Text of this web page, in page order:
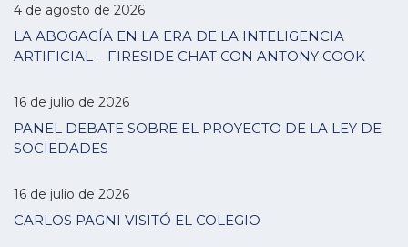
4 de agosto de 2026
LA ABOGACÍA EN LA ERA DE LA INTELIGENCIA
ARTIFICIAL – FIRESIDE CHAT CON ANTONY COOK
16 de julio de 2026
PANEL DEBATE SOBRE EL PROYECTO DE LA LEY DE
SOCIEDADES
16 de julio de 2026
CARLOS PAGNI VISITÓ EL COLEGIO